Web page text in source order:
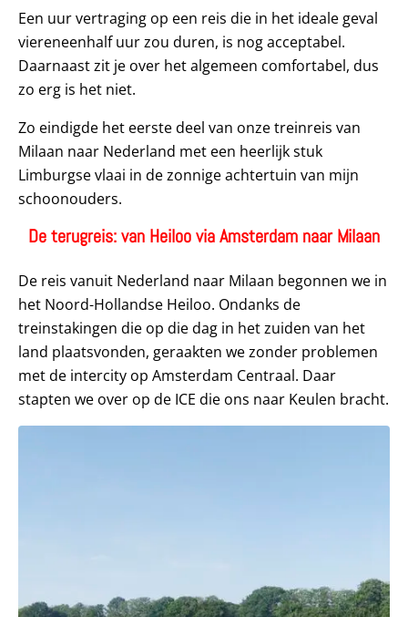
Een uur vertraging op een reis die in het ideale geval
viereneenhalf uur zou duren, is nog acceptabel.
Daarnaast zit je over het algemeen comfortabel, dus
zo erg is het niet.
Zo eindigde het eerste deel van onze treinreis van
Milaan naar Nederland met een heerlijk stuk
Limburgse vlaai in de zonnige achtertuin van mijn
schoonouders.
De terugreis: van Heiloo via Amsterdam naar Milaan
De reis vanuit Nederland naar Milaan begonnen we in
het Noord-Hollandse Heiloo. Ondanks de
treinstakingen die op die dag in het zuiden van het
land plaatsvonden, geraakten we zonder problemen
met de intercity op Amsterdam Centraal. Daar
stapten we over op de ICE die ons naar Keulen bracht.